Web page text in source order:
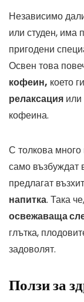
Независимо
или студен, има
пригодени
Освен това
кофеин, което
релаксация или
кофеина.
С толкова
само възбуждат
предлагат
напитка. Така
освежаваща
глътка,
задоволят.
Ползи за